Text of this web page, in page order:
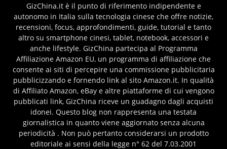
GizChina.it è il punto di riferimento indipendente e
autonomo in Italia sulla tecnologia cinese che offre notizie,
recensioni, focus, approfondimenti, guide, tutorial e tanto
altro su smartphone cinesi, tablet, notebook, accessori e
anche lifestyle. GizChina partecipa al Programma
Affiliazione Amazon EU, un programma di affiliazione che
consente ai siti di percepire una commissione pubblicitaria
pubblicizzando e fornendo link al sito Amazon.it. In qualità
di Affiliato Amazon, eBay e altre piattaforme di cui vengono
pubblicati link, GizChina riceve un guadagno dagli acquisti
idonei. Questo blog non rappresenta una testata
giornalistica in quanto viene aggiornato senza alcuna
periodicità . Non può pertanto considerarsi un prodotto
editoriale ai sensi della legge n° 62 del 7.03.2001